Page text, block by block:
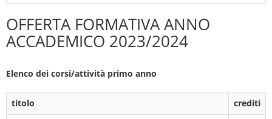
OFFERTA FORMATIVA ANNO
ACCADEMICO 2023/2024
Elenco dei corsi/attività primo anno
titolo
crediti